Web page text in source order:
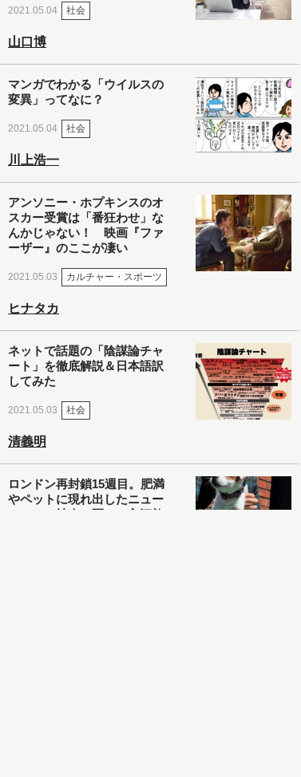
2021.05.04 社会
山口博
マンガでわかる「ウイルスの
変異」ってなに？
2021.05.04 社会
川上浩一
アンソニー・ホプキンスのオ
スカー受賞は「番狂わせ」な
んかじゃない！ 映画『ファ
ーザー』のここが凄い
2021.05.03 カルチャー・スポーツ
ヒナタカ
ネットで話題の「陰謀論チャ
ート」を徹底解説＆日本語訳
してみた
2021.05.03 社会
清義明
ロンドン再封鎖15週目。肥満
やペットに現れ出したニュー
ノーマル社会の歪み＜入江敦